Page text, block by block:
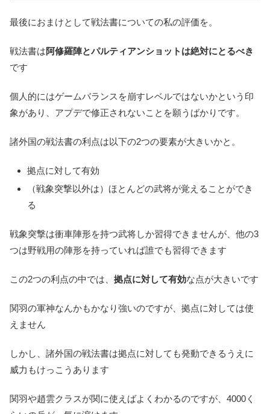
最後におまけとして戦法書についての私の評価を。
戦法書は阿修羅陣とパルティアンショットは絶対にとるべき
です
個人的にはゲームバランスを崩すレベルではないかという印
象があり、アプデで修正されないことを願うばかりです。
諸外国の戦法書の利点は以下の2つの要素が大きいかと。
拠点に対して有効
（戦象突撃以外は）ほとんどの武将が覚えることができ
る
戦象突撃は衝車陣形を持つ武将しか習得できませんが、他の3
つは野戦用の陣形を持っていれば誰でも習得できます
この2つの利点の中では、 拠点に対して有効な点が大きいです
関羽の軍神なんかもかなり強いのですが、拠点に対しては使
えません
しかし、諸外国の戦法書は拠点に対しても発動できるうえに
威力もけっこうあります
関羽や趙雲クラスが関に使えばよくわかるのですが、4000く